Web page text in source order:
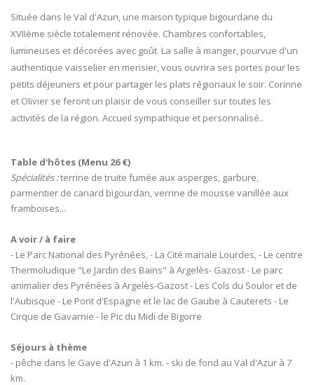
Située dans le Val d'Azun, une maison typique bigourdane du
XVIIème siècle totalement rénovée. Chambres confortables,
lumineuses et décorées avec goût. La salle à manger, pourvue d'un
authentique vaisselier en merisier, vous ouvrira ses portes pour les
petits déjeuners et pour partager les plats régionaux le soir. Corinne
et Olivier se feront un plaisir de vous conseiller sur toutes les
activités de la région. Accueil sympathique et personnalisé..
Table d'hôtes (Menu 26 €)
Spécialités :terrine de truite fumée aux asperges, garbure,
parmentier de canard bigourdan, verrine de mousse vanillée aux
framboises...
A voir / à faire
- Le Parc National des Pyrénées, - La Cité mariale Lourdes, - Le centre
Thermoludique "Le Jardin des Bains" à Argelès- Gazost - Le parc
animalier des Pyrénées à Argelès-Gazost - Les Cols du Soulor et de
l'Aubisque - Le Pont d'Espagne et le lac de Gaube à Cauterets - Le
Cirque de Gavarnie - le Pic du Midi de Bigorre
Séjours à thème
- pêche dans le Gave d'Azun à 1 km. - ski de fond au Val d'Azur à 7
km.